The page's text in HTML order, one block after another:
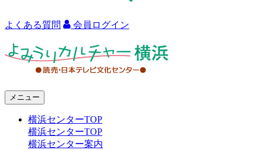
よくある質問 会員ログイン
メニュー
横浜センターTOP
横浜センターTOP
横浜センター案内